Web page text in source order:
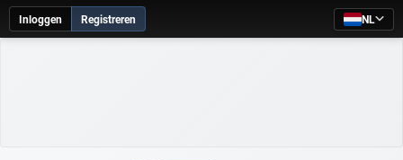
Inloggen Registreren NL